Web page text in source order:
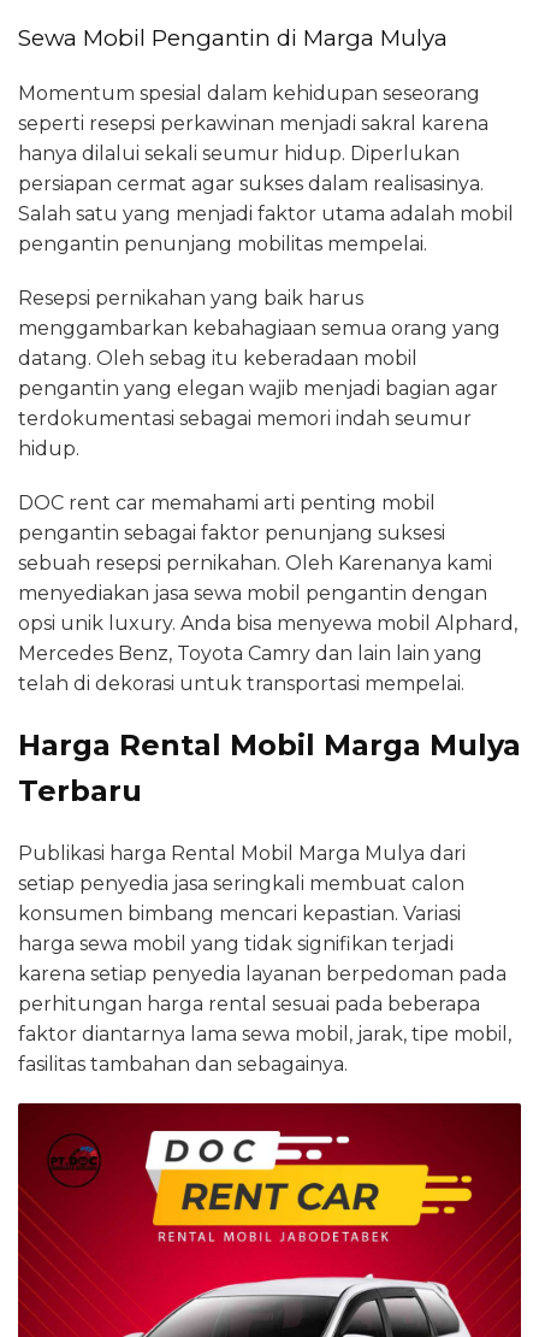
Sewa Mobil Pengantin di Marga Mulya
Momentum spesial dalam kehidupan seseorang
seperti resepsi perkawinan menjadi sakral karena
hanya dilalui sekali seumur hidup. Diperlukan
persiapan cermat agar sukses dalam realisasinya.
Salah satu yang menjadi faktor utama adalah mobil
pengantin penunjang mobilitas mempelai.
Resepsi pernikahan yang baik harus
menggambarkan kebahagiaan semua orang yang
datang. Oleh sebag itu keberadaan mobil
pengantin yang elegan wajib menjadi bagian agar
terdokumentasi sebagai memori indah seumur
hidup.
DOC rent car memahami arti penting mobil
pengantin sebagai faktor penunjang suksesi
sebuah resepsi pernikahan. Oleh Karenanya kami
menyediakan jasa sewa mobil pengantin dengan
opsi unik luxury. Anda bisa menyewa mobil Alphard,
Mercedes Benz, Toyota Camry dan lain lain yang
telah di dekorasi untuk transportasi mempelai.
Harga Rental Mobil Marga Mulya
Terbaru
Publikasi harga Rental Mobil Marga Mulya dari
setiap penyedia jasa seringkali membuat calon
konsumen bimbang mencari kepastian. Variasi
harga sewa mobil yang tidak signifikan terjadi
karena setiap penyedia layanan berpedoman pada
perhitungan harga rental sesuai pada beberapa
faktor diantarnya lama sewa mobil, jarak, tipe mobil,
fasilitas tambahan dan sebagainya.